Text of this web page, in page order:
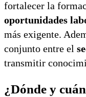
fortalecer la
oportunidades
más exigente.
conjunto entre el
transmitir
¿Dónde y